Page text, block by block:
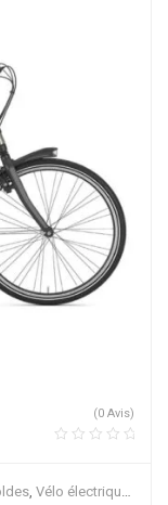
(0 Avis)
, Vélo électrique